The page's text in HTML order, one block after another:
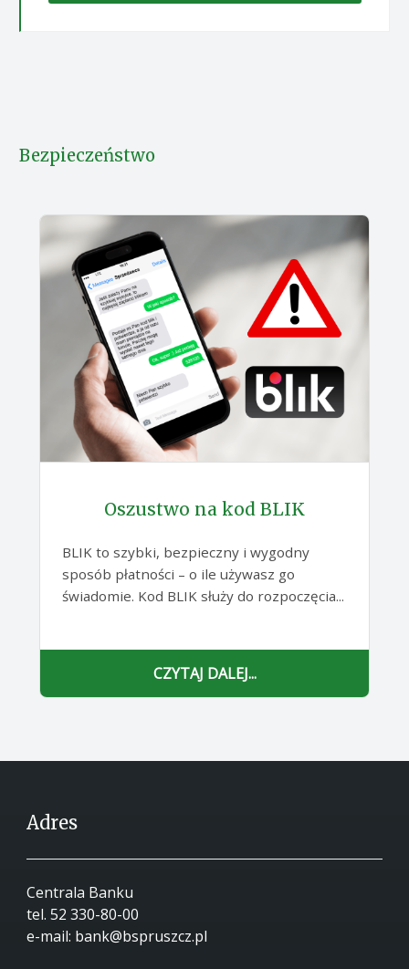
Bezpieczeństwo
Oszustwo na kod BLIK
BLIK to szybki, bezpieczny i wygodny
sposób płatności – o ile używasz go
świadomie. Kod BLIK służy do rozpoczęcia...
CZYTAJ DALEJ...
Adres
Centrala Banku
tel. 52 330-80-00
e-mail: bank@bspruszcz.pl